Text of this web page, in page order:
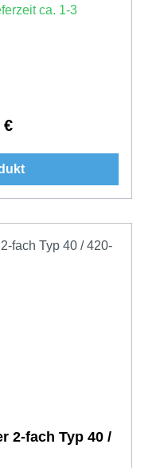
ca. 1-3
Preis:
€
von 5 von 5 Sternen
2-fach Typ 40 /